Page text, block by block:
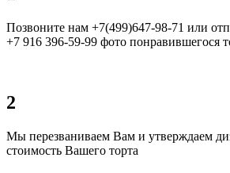
Позвоните нам +7(499)647-98-71 или
+7 916 396-59-99 фото понравившегося
2
Мы перезваниваем Вам и утверждаем
стоимость Вашего торта